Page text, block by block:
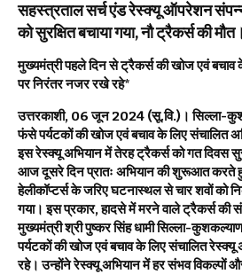
सहस्त्रताल सर्च एंड रेस्क्यू ऑपरेशन
को सुरक्षित बचाया गया, नौ ट्रैकर्स की मौत।
मुख्यमंत्री पहले दिन से ट्रैकर्स की खोज एवं बचाव
पर निरंतर नजर रखे रहे*
उत्तरकाशी, 06 जून 2024 (सू.वि.)। सिल्ला-
फंसे पर्यटकों की खोज एवं बचाव के लिए संचालित
इस रेस्क्यू अभियान में तेरह ट्रैकर्स को गत दिवस
आज दूसरे दिन प्रातः अभियान की शुरूआत करते
हेलीकॉप्टर्स के जरिए घटनास्थल से चार शवों को
गया। इस प्रकार, हादसे में मरने वाले ट्रैकर्स की
मुख्यमंत्री श्री पुष्कर सिंह धामी सिल्ला-
पर्यटकों की खोज एवं बचाव के लिए संचालित
रहे। उन्होंने रेस्क्यू अभियान में हर संभव विकल्पों